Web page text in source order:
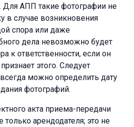
Для АПП такие фотографии не
в случае возникновения
спора или даже
дела невозможно будет
к ответственности, если он
этого. Следует
можно определить дату
фотографий.
акта приема-передачи
только арендодателя; это не